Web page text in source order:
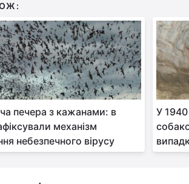
печера з кажанами: в
механізм
небезпечного вірусу
У 1940